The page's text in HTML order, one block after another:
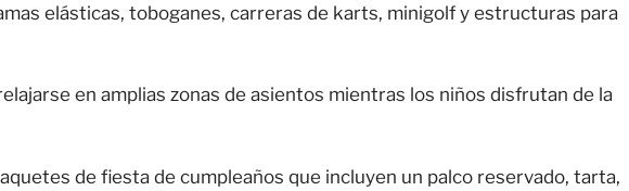
elásticas, toboganes, carreras de karts, minigolf y estructuras para
en amplias zonas de asientos mientras los niños disfrutan de la
de fiesta de cumpleaños que incluyen un palco reservado, tarta,